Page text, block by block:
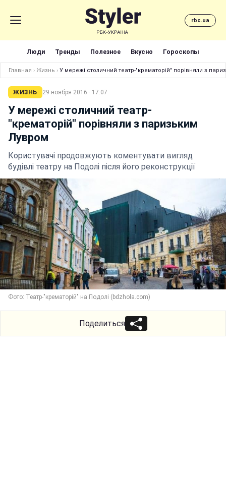
rbc.ua
Люди Тренды Полезное Вкусно Гороскопы
Главная › Жизнь › У мережі столичний театр-"крематорій" порівняли з
ЖИЗНЬ 29 ноября 2016 · 17:07
У мережі столичний театр-
"крематорій" порівняли з паризьким
Лувром
Користувачі продовжують коментувати вигляд
будівлі театру на Подолі після його реконструкції
Фото: Театр-"крематорій" на Подолі (bdzhola.com)
Поделиться